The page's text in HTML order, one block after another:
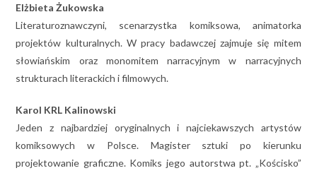
Elżbieta Żukowska
Literaturoznawczyni, scenarzystka komiksowa, animatorka
projektów kulturalnych. W pracy badawczej zajmuje się mitem
słowiańskim oraz monomitem narracyjnym w narracyjnych
strukturach literackich i filmowych.
Karol KRL Kalinowski
Jeden z najbardziej oryginalnych i najciekawszych artystów
komiksowych w Polsce. Magister sztuki po kierunku
projektowanie graficzne. Komiks jego autorstwa pt. „Kościsko”